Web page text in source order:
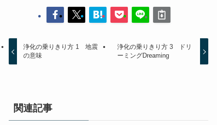
浄化の乗りきり方 1 地震
の意味
浄化の乗りきり方 3 ドリ
ーミングDreaming
関連記事